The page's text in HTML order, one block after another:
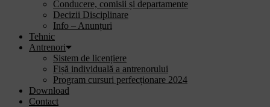
Conducere, comisii și departamente
Decizii Disciplinare
Info – Anunțuri
Tehnic
Antrenori
Sistem de licențiere
Fișă individuală a antrenorului
Program cursuri perfecționare 2024
Download
Contact